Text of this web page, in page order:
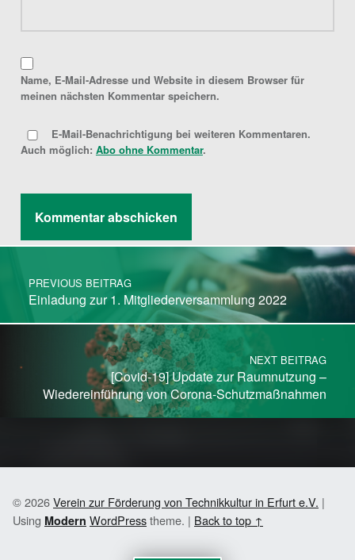
Name, E-Mail-Adresse und Website in diesem Browser für
meinen nächsten Kommentar speichern.
E-Mail-Benachrichtigung bei weiteren Kommentaren.
Auch möglich: Abo ohne Kommentar.
Post navigation
PREVIOUS BEITRAG
Einladung zur 1. Mitgliederversammlung 2022
NEXT BEITRAG
[Covid-19] Update zur Raumnutzung –
Wiedereinführung von Corona-Schutzmaßnahmen
© 2026Verein zur Förderung von Technikkultur in Erfurt e.V. |
Using Modern WordPresstheme. | Back to top ↑